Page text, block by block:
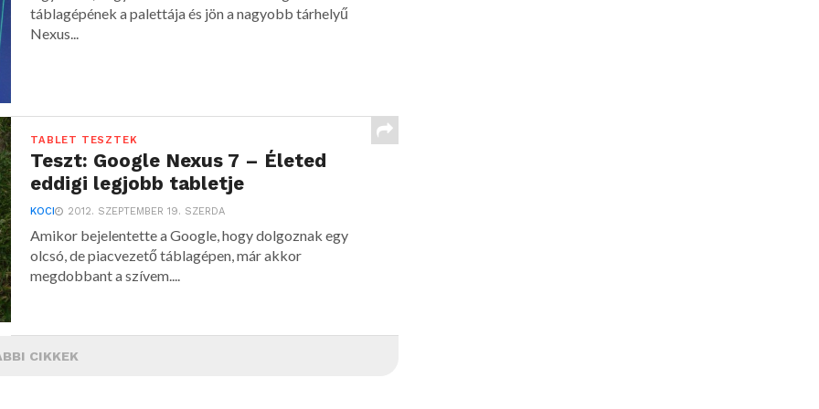
táblagépének a palettája és jön a nagyobb tárhelyű
Nexus...
TABLET TESZTEK
Teszt: Google Nexus 7 – Életed
eddigi legjobb tabletje
KOCI 2012. SZEPTEMBER 19. SZERDA
Amikor bejelentette a Google, hogy dolgoznak egy
olcsó, de piacvezető táblagépen, már akkor
megdobbant a szívem....
CIKKEK